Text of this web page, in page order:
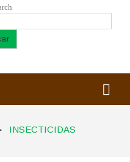
INSECTICIDAS